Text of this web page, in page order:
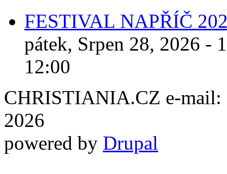
FESTIVAL NAPŘÍČ
pátek, Srpen 28, 2026 -
12:00
CHRISTIANIA.CZ e-mail:
2026
powered by Drupal